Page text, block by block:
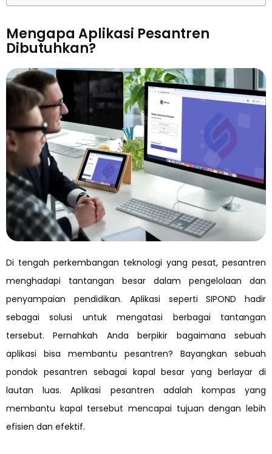
Mengapa Aplikasi Pesantren
Dibutuhkan?
Di tengah perkembangan teknologi yang pesat, pesantren
menghadapi tantangan besar dalam pengelolaan dan
penyampaian pendidikan. Aplikasi seperti SIPOND hadir
sebagai solusi untuk mengatasi berbagai tantangan
tersebut. Pernahkah Anda berpikir bagaimana sebuah
aplikasi bisa membantu pesantren? Bayangkan sebuah
pondok pesantren sebagai kapal besar yang berlayar di
lautan luas. Aplikasi pesantren adalah kompas yang
membantu kapal tersebut mencapai tujuan dengan lebih
efisien dan efektif.